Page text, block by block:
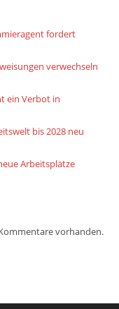
fordert
verwechseln
ein Verbot in
bis 2028 neu
Arbeitsplätze
vorhanden.